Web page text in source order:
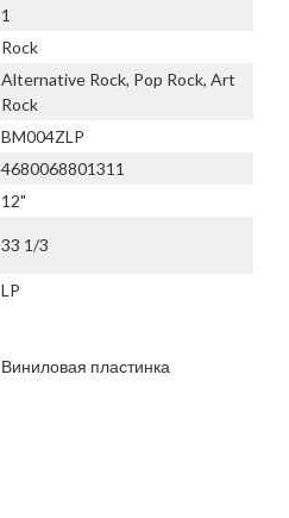
1
Rock
Alternative Rock, Pop Rock, Art
Rock
BM004ZLP
4680068801311
12"
33 1/3
LP
Виниловая пластинка